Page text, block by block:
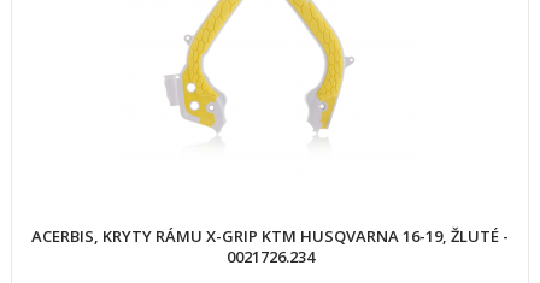
ACERBIS, KRYTY RÁMU X-GRIP KTM HUSQVARNA 16-19, ŽLUTÉ -
0021726.234